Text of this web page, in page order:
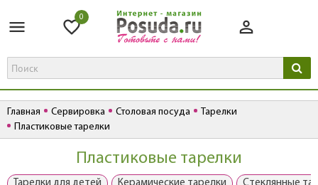
0
Главная Сервировка Столовая посуда
Тарелки
Пластиковые тарелки
Пластиковые тарелки